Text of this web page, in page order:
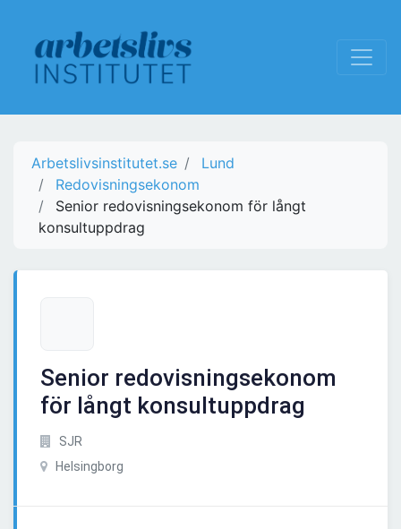
Arbetslivsinstitutet.se
Lund
Redovisningsekonom
Senior redovisningsekonom för långt
konsultuppdrag
Senior redovisningsekonom
för långt konsultuppdrag
SJR
Helsingborg